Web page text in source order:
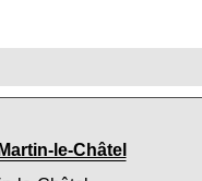
le-Châtel